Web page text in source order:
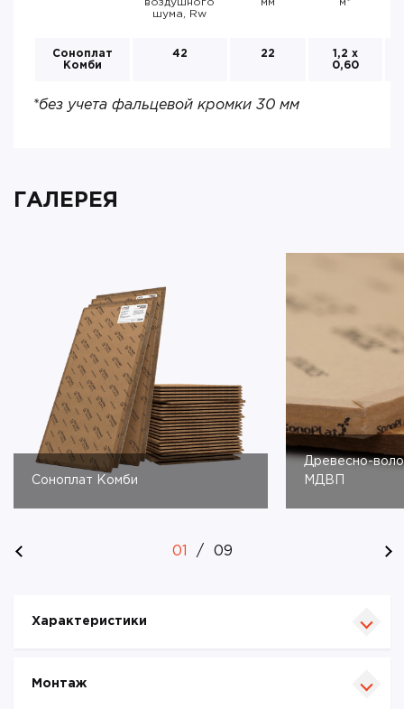
воздушного
шума, Rw
мм м*
Соноплат
Комби
42 22
1,2 х
0,60
*без учета фальцевой кромки 30 мм
ГАЛЕРЕЯ
Соноплат Комби
Древесно-
МДВП
01 / 09
Характеристики
Монтаж